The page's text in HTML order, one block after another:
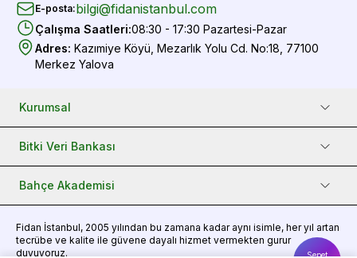
Sepet
E-posta:bilgi@fidanistanbul.com
Çalışma Saatleri:08:30 - 17:30 Pazartesi-Pazar
Adres: Kazımiye Köyü, Mezarlık Yolu Cd. No:18, 77100
Merkez Yalova
Kurumsal
Bitki Veri Bankası
Bahçe Akademisi
Fidan İstanbul, 2005 yılından bu zamana kadar aynı isimle, her yıl artan
tecrübe ve kalite ile güvene dayalı hizmet vermekten gurur
duyuyoruz.